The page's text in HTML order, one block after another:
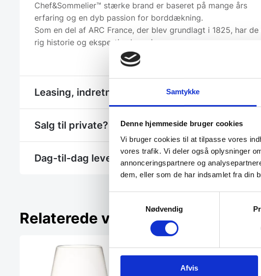
Samtykke
Denne hjemmeside bruger cookies
Vi bruger cookies til at tilpasse vores
vores trafik. Vi deler også oplysninger
annonceringspartnere og
dem, eller som de har indsamlet fra din
Nødvendig
Afvis
Chef&Sommelier™ stærke brand er baseret på mange års
erfaring og en dyb passion for borddækning.
Som en del af ARC France, der blev grundlagt i 1825, har de
rig historie og ekspertise bag sig.
Leasing, indretning eller et hjælp til et projekt?
Salg til private? - Se Gastrobutikken.dk
Dag-til-dag levering
Relaterede varer